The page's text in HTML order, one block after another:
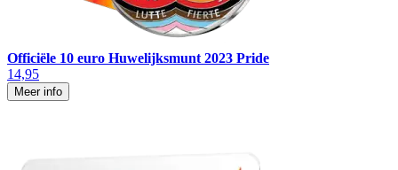
Officiële 10 euro Huwelijksmunt 2023 Pride
14,95
Meer info